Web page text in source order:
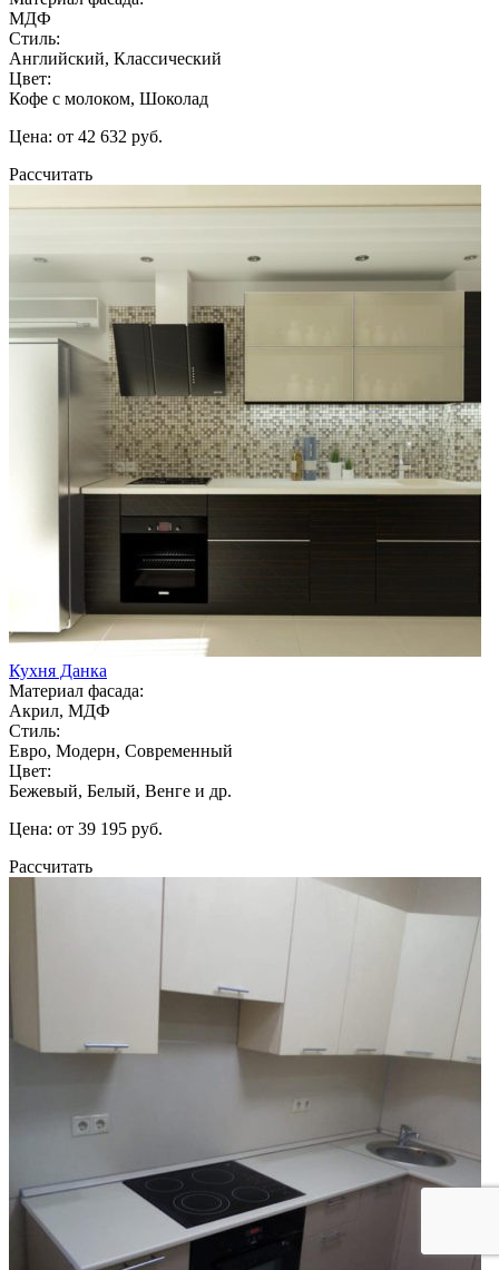
МДФ
Стиль:
Английский, Классический
Цвет:
Кофе с молоком, Шоколад
Цена: от 42 632 руб.
Рассчитать
Кухня Данка
Материал фасада:
Акрил, МДФ
Стиль:
Евро, Модерн, Современный
Цвет:
Бежевый, Белый, Венге и др.
Цена: от 39 195 руб.
Рассчитать